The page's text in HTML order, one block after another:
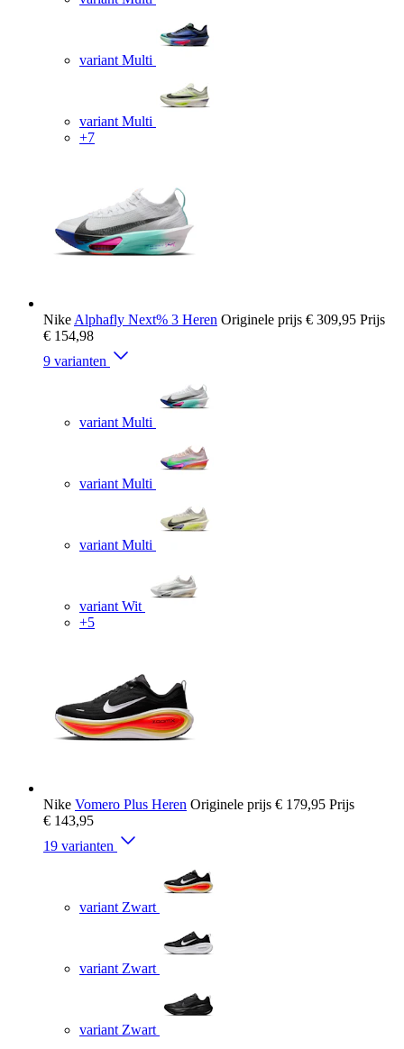
variant Multi
variant Multi
+7
Nike Alphafly Next% 3 Heren Originele prijs € 309,95 Prijs
€ 154,98
9 varianten
variant Multi
variant Multi
variant Multi
variant Wit
+5
Nike Vomero Plus Heren Originele prijs € 179,95 Prijs
€ 143,95
19 varianten
variant Zwart
variant Zwart
variant Zwart